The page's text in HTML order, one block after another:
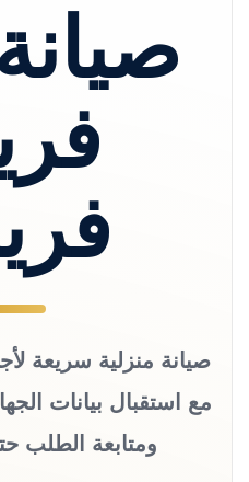
صيانة منزلية سريعة
مع استقبال بيانات
ومتابعة الطلب